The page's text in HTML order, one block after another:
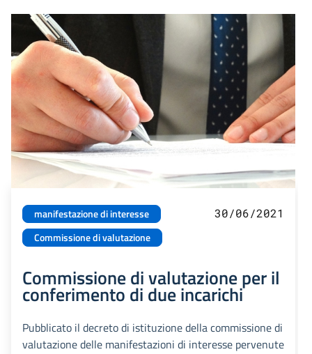
manifestazione di interesse
Commissione di valutazione
30/06/2021
Commissione di valutazione per il
conferimento di due incarichi
Pubblicato il decreto di istituzione della commissione di
valutazione delle manifestazioni di interesse pervenute